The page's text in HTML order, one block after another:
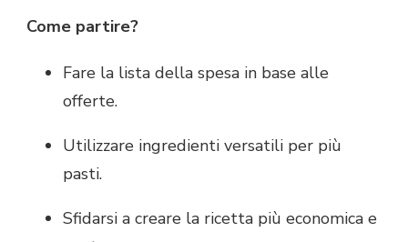
Come partire?
Fare la lista della spesa in base alle
offerte.
Utilizzare ingredienti versatili per più
pasti.
Sfidarsi a creare la ricetta più economica e